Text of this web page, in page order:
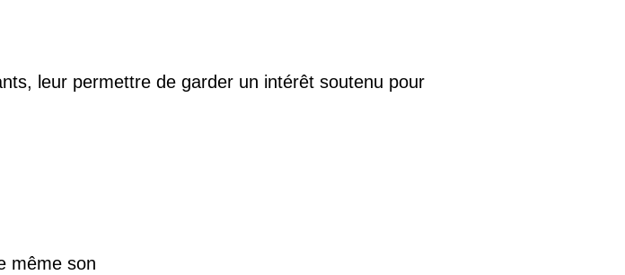
leur permettre de garder un intérêt soutenu pour
même son